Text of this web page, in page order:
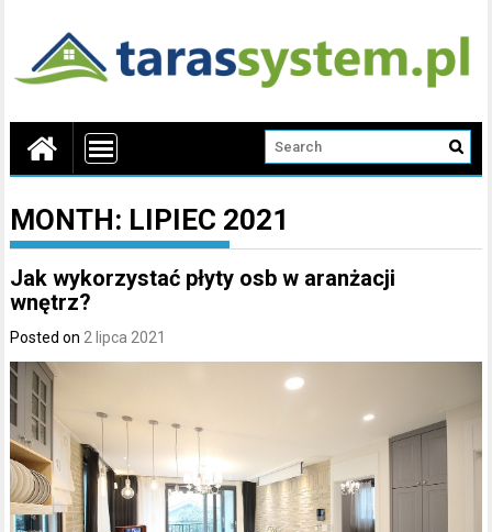
MONTH: LIPIEC 2021
Jak wykorzystać płyty osb w aranżacji
wnętrz?
Posted on 2 lipca 2021